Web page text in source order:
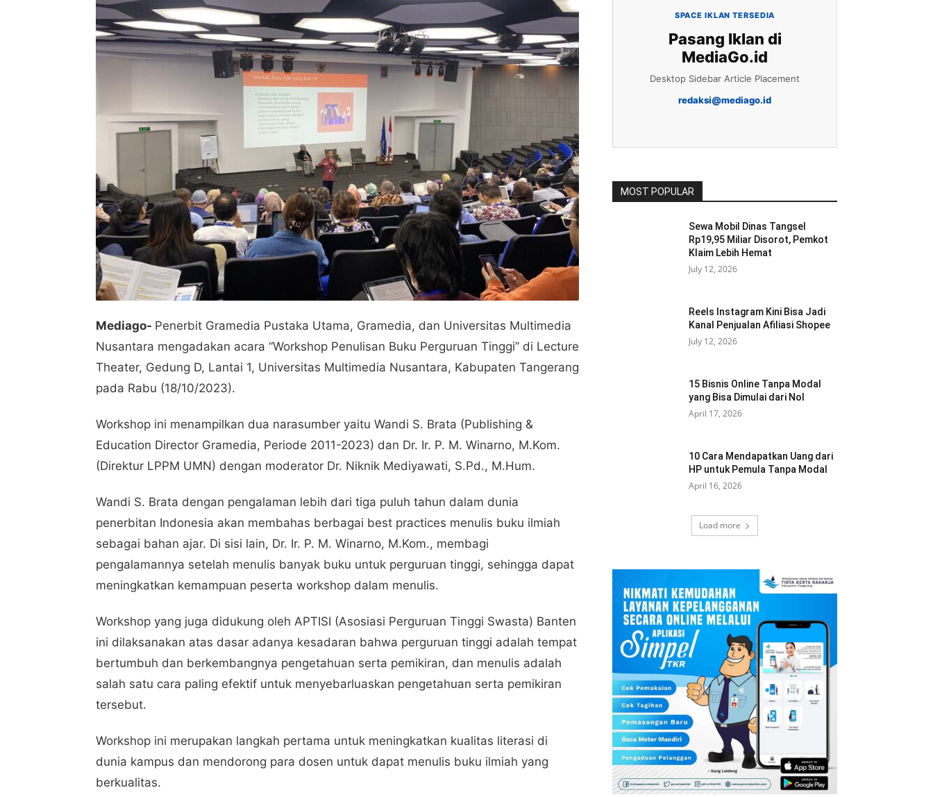
Mediago- Penerbit Gramedia Pustaka Utama, Gramedia, dan Universitas Multimedia
Nusantara mengadakan acara “Workshop Penulisan Buku Perguruan Tinggi” di Lecture
Theater, Gedung D, Lantai 1, Universitas Multimedia Nusantara, Kabupaten Tangerang
pada Rabu (18/10/2023).
Workshop ini menampilkan dua narasumber yaitu Wandi S. Brata (Publishing &
Education Director Gramedia, Periode 2011-2023) dan Dr. Ir. P. M. Winarno, M.Kom.
(Direktur LPPM UMN) dengan moderator Dr. Niknik Mediyawati, S.Pd., M.Hum.
Wandi S. Brata dengan pengalaman lebih dari tiga puluh tahun dalam dunia
penerbitan Indonesia akan membahas berbagai best practices menulis buku ilmiah
sebagai bahan ajar. Di sisi lain, Dr. Ir. P. M. Winarno, M.Kom., membagi
pengalamannya setelah menulis banyak buku untuk perguruan tinggi, sehingga dapat
meningkatkan kemampuan peserta workshop dalam menulis.
Workshop yang juga didukung oleh APTISI (Asosiasi Perguruan Tinggi Swasta) Banten
ini dilaksanakan atas dasar adanya kesadaran bahwa perguruan tinggi adalah tempat
bertumbuh dan berkembangnya pengetahuan serta pemikiran, dan menulis adalah
salah satu cara paling efektif untuk menyebarluaskan pengetahuan serta pemikiran
tersebut.
Workshop ini merupakan langkah pertama untuk meningkatkan kualitas literasi di
dunia kampus dan mendorong para dosen untuk dapat menulis buku ilmiah yang
berkualitas.
SPACE IKLAN TERSEDIA
Pasang Iklan di
MediaGo.id
Desktop Sidebar Article Placement
redaksi@mediago.id
MOST POPULAR
Sewa Mobil Dinas Tangsel
Rp19,95 Miliar Disorot, Pemkot
Klaim Lebih Hemat
July 12, 2026
Reels Instagram Kini Bisa Jadi
Kanal Penjualan Afiliasi Shopee
July 12, 2026
15 Bisnis Online Tanpa Modal
yang Bisa Dimulai dari Nol
April 17, 2026
10 Cara Mendapatkan Uang dari
HP untuk Pemula Tanpa Modal
April 16, 2026
Load more